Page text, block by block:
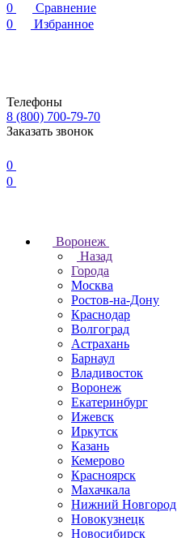
0
Сравнение
0
Избранное
Телефоны
8 (800) 700-79-70
Заказать звонок
0
0
Воронеж
Назад
Города
Москва
Ростов-на-Дону
Краснодар
Волгоград
Астрахань
Барнаул
Владивосток
Воронеж
Екатеринбург
Ижевск
Иркутск
Казань
Кемерово
Красноярск
Махачкала
Нижний Новгород
Новокузнецк
Новосибирск